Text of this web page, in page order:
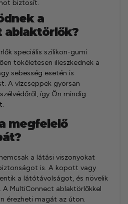
biztosít.
a
ablaktörlők?
speciális szilikon-gumi
tökéletesen illeszkednek a
sebesség esetén is
A vízcseppek gyorsan
így Ön mindig
megfelelő
a látási viszonyokat
is. A kopott vagy
a látótávolságot, és növelik
MultiConnect ablaktörlőkkel
érezheti magát az úton.